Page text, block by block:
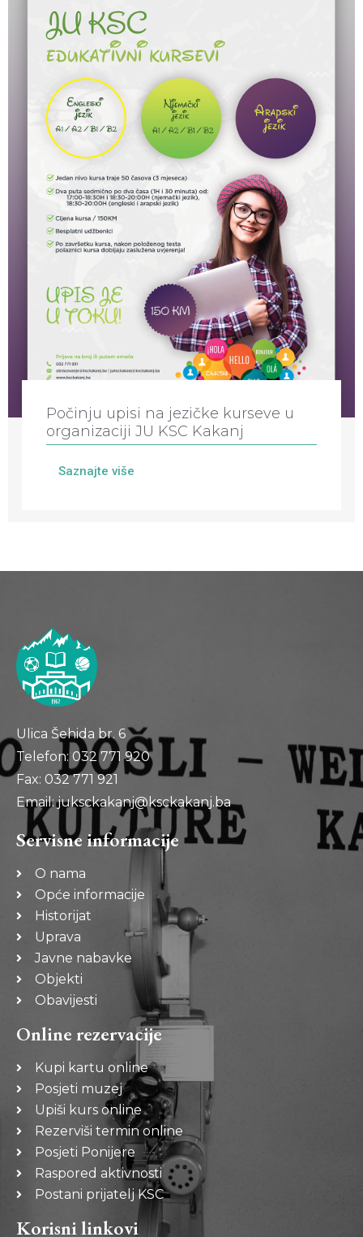
Počinju upisi na jezičke kurseve u
organizaciji JU KSC Kakanj
Saznajte više
Ulica Šehida br. 6
Telefon: 032 771 920
Fax: 032 771 921
Email: juksckakanj@ksckakanj.ba
Servisne informacije
O nama
Opće informacije
Historijat
Uprava
Javne nabavke
Objekti
Obavijesti
Online rezervacije
Kupi kartu online
Posjeti muzej
Upiši kurs online
Rezerviši termin online
Posjeti Ponijere
Raspored aktivnosti
Postani prijatelj KSC
Korisni linkovi